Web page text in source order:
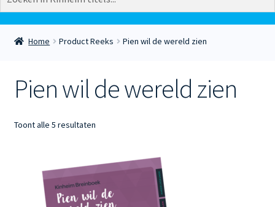
Aardrijkskunde
Burgerschap
Creatief
Geschiedenis
Natuuronderwijs
Verkeer
Groep 3
Groep 4
Groep 5
Groep 8
Home Product Reeks Pien wil de wereld zien
Pien wil de wereld zien
Toont alle 5 resultatenGesorteerd